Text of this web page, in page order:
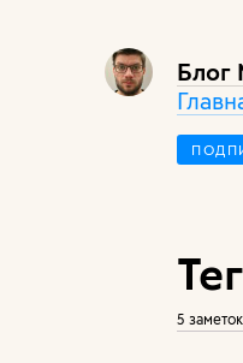
Блог
5 заметок